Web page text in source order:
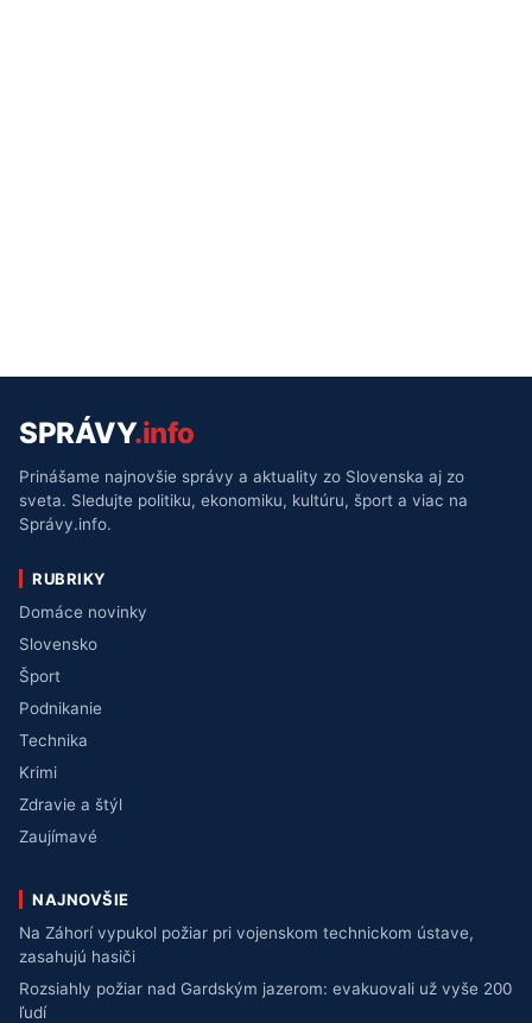
SPRÁVY.info
Prinášame najnovšie správy a aktuality zo Slovenska aj zo
sveta. Sledujte politiku, ekonomiku, kultúru, šport a viac na
Správy.info.
RUBRIKY
Domáce novinky
Slovensko
Šport
Podnikanie
Technika
Krimi
Zdravie a štýl
Zaujímavé
NAJNOVŠIE
Na Záhorí vypukol požiar pri vojenskom technickom ústave,
zasahujú hasiči
Rozsiahly požiar nad Gardským jazerom: evakuovali už vyše 200
ľudí